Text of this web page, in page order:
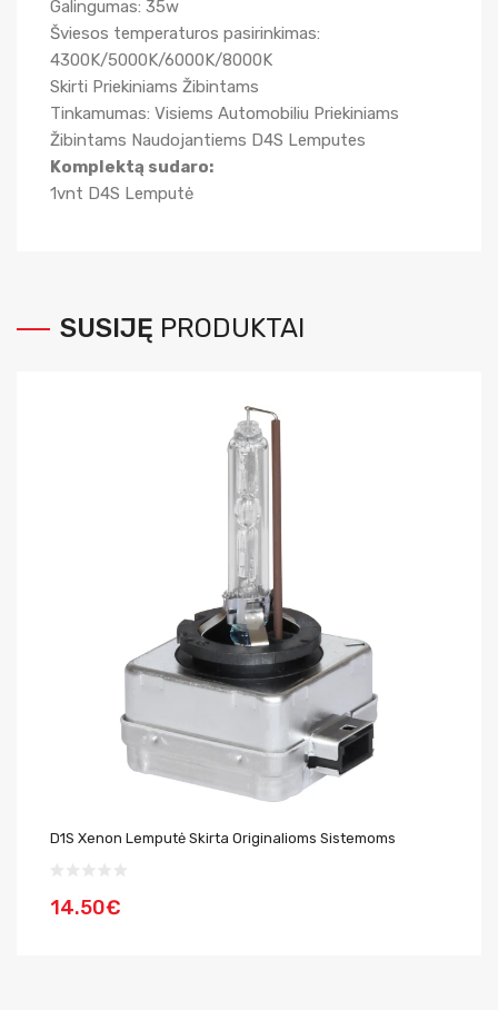
Galingumas: 35w
Šviesos temperaturos pasirinkimas:
4300K/5000K/6000K/8000K
Skirti Priekiniams Žibintams
Tinkamumas: Visiems Automobiliu Priekiniams
Žibintams Naudojantiems D4S Lemputes
Komplektą sudaro:
1vnt D4S Lemputė
SUSIJĘ PRODUKTAI
D1S Xenon Lemputė Skirta Originalioms Sistemoms
14.50€